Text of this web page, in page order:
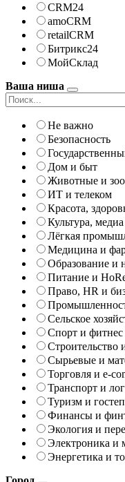
CRM24
amoCRM
retailCRM
Битрикс24
МойСклад
Ваша ниша
Не важно
Безопасность
Дом и быт
Животные и
ИТ и телеком
Красота,
Культура,
Лёгкая
Медицина и
Образование и
Питание и
Право, HR и
Сельское
Спорт и фитнес
Строительство
Сырьевые и
Торговля и e-
Транспорт и
Туризм и
Финансы и
Экология и
Электроника и
Энергетика и